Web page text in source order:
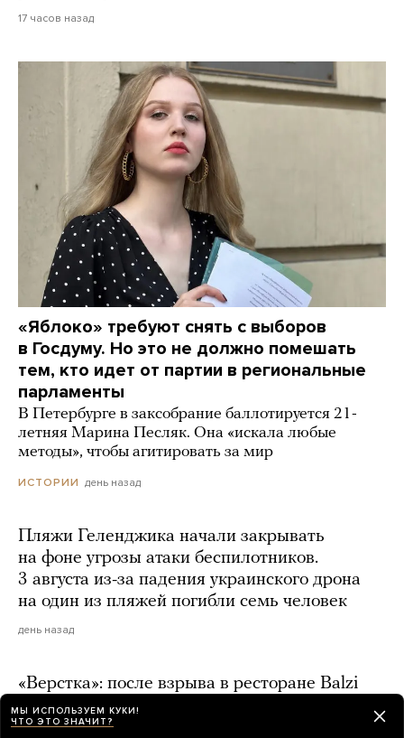
17 часов назад
«Яблоко» требуют снять с выборов
в Госдуму. Но это не должно помешать
тем, кто идет от партии в региональные
парламенты
В Петербурге в заксобрание баллотируется 21-
летняя Марина Песляк. Она «искала любые
методы», чтобы агитировать за мир
ИСТОРИИ день назад
Пляжи Геленджика начали закрывать
на фоне угрозы атаки беспилотников.
3 августа из-за падения украинского дрона
на один из пляжей погибли семь человек
день назад
«Верстка»: после взрыва в ресторане Balzi
Rossi могла умереть вторая родственница
генерала Александра Чайко
МЫ ИСПОЛЬЗУЕМ КУКИ!
ЧТО ЭТО ЗНАЧИТ?